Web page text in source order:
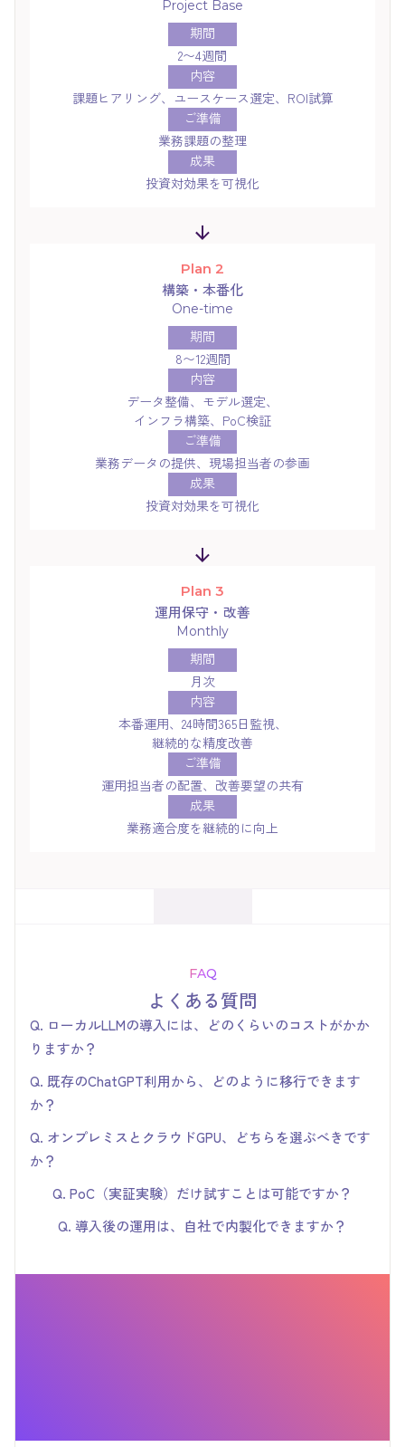
Project Base
期間
2〜4週間
内容
課題ヒアリング、ユースケース選定、ROI試算
ご準備
業務課題の整理
成果
投資対効果を可視化
Plan 2
構築・本番化
One-time
期間
8〜12週間
内容
データ整備、モデル選定、
インフラ構築、PoC検証
ご準備
業務データの提供、現場担当者の参画
成果
投資対効果を可視化
Plan 3
運用保守・改善
Monthly
期間
月次
内容
本番運用、24時間365日監視、
継続的な精度改善
ご準備
運用担当者の配置、改善要望の共有
成果
業務適合度を継続的に向上
FAQ
よくある質問
Q. ローカルLLMの導入には、どのくらいのコストがかか
りますか？
導入規模・ユースケース・ハードウェア構成によって変動し
ます。月間1億トークン規模の利用想定で、外部APIと比較し
せた概算は無料個別相談会にてご提示いたします。
Q. 既存のChatGPT利用から、どのように移行できます
か？
段階的な移行が可能です。社内文書検索や定型レポート生成
など、効果が見えやすい業務から着手し、徐々に適用範囲を
Q. オンプレミスとクラウドGPU、どちらを選ぶべきです
か？
「データ主権の要件」「初期投資の許容度」「利用規模の予
ス、柔軟にスケールしたいならクラウドGPU。要件に応じた
Q. PoC（実証実験）だけ試すことは可能ですか？
可能です。2〜4週間の「クイックPoC提案」にて、貴社デー
格導入前に費用対効果を評価でき、PoCのみで終了すること
Q. 導入後の運用は、自社で内製化できますか？
定支援を通じ、運用ノウハウを段階的に社内へ移転していき